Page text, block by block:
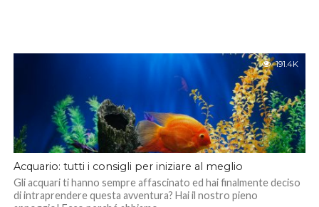
191.4K
Acquario: tutti i consigli per iniziare al meglio
Gli acquari ti hanno sempre affascinato ed hai finalmente deciso
di intraprendere questa avventura? Hai il nostro pieno